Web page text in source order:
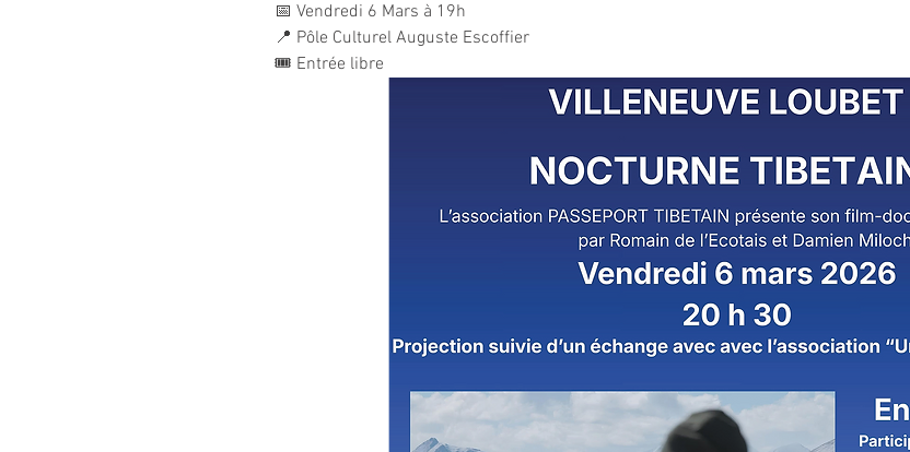
📅 Vendredi 6 Mars à 19h
📍 Pôle Culturel Auguste Escoffier
🎟️ Entrée libre